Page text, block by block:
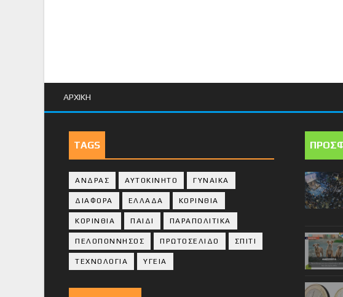
ΑΡΧΙΚΗ
TAGS
ΑΝΔΡΑΣ ΑΥΤΟΚΙΝΗΤΟ ΓΥΝΑΙΚΑ
ΔΙΑΦΟΡΑ ΕΛΛΑΔΑ ΚΟΡΙΝΘΙΑ
ΚΟΡΙΝΘΙA ΠΑΙΔΙ ΠΑΡΑΠΟΛΙΤΙΚΑ
ΠΕΛΟΠΟΝΝΗΣΟΣ ΠΡΩΤΟΣΕΛΙΔΟ ΣΠΙΤΙ
ΤΕΧΝΟΛΟΓΙΑ ΥΓΕΙΑ